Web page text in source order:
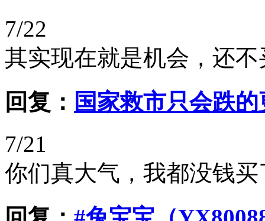
7/22
其实现在就是机会，还
回复： 国家救市只会跌
7/21
你们真大气，我都没钱买